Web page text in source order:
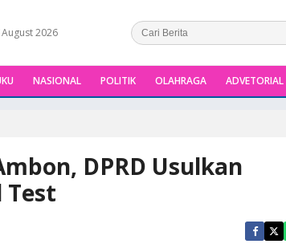
2026
NASIONAL POLITIK OLAHRAGA ADVETORIAL
DPRD Usulkan
Test